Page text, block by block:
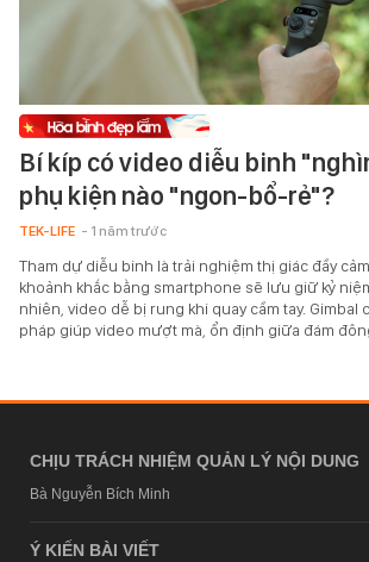
Bí kíp có video diễu binh
phụ kiện nào "ngon-bổ-rẻ"?
TEK-LIFE - 1 năm trước
Tham dự diễu binh là trải nghiệm thị giác đầy
khoảnh khắc bằng smartphone sẽ lưu giữ kỷ
nhiên, video dễ bị rung khi quay cầm tay. Gimbal
pháp giúp video mượt mà, ổn định giữa đám
CHỊU TRÁCH NHIỆM QUẢN LÝ NỘI DUNG
Bà Nguyễn Bích Minh
Ý KIẾN BÀI VIẾT